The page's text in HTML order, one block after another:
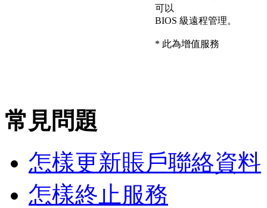
可以
BIOS 級遠程管理。
* 此為增值服務
常見問題
怎樣更新賬戶聯絡資料
怎樣終止服務